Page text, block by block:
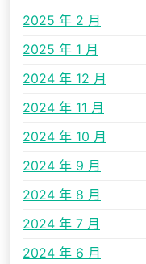
2025 年 2 月
2025 年 1 月
2024 年 12 月
2024 年 11 月
2024 年 10 月
2024 年 9 月
2024 年 8 月
2024 年 7 月
2024 年 6 月